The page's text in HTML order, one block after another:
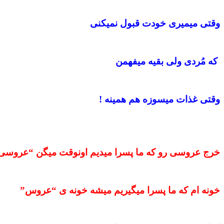
وقتی میمیری خودت قبول نمیکنی
که مُردی ولی بقیه میفهمن
وقتی غذات میسوزه هم همینه !
ﺧﺮﺝ ﻋﺮﻭﺳﯽ ﺭﻭ ﮐﻪ ﻣﺎ ﭘﺴﺮﺍ ﻣﯿﺪﯾﻢ ﺍﻭﻧﻮﻗﺖ ﻣﯿﮕﻦ
ﺧﻮﻧﻪ ﺍﻡ ﮐﻪ ﻣﺎ ﭘﺴﺮﺍ ﻣﯿﮕﯿﺮﯾﻢ ﻣﯿﺸﻪ ﺧﻮﻧﻪ ﯼ “ﻋﺮﻭس”